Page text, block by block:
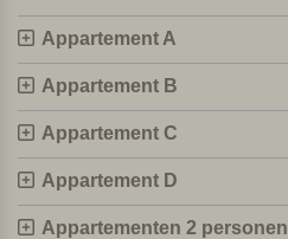
Appartement A
Appartement B
Appartement C
Appartement D
Appartementen 2 personen